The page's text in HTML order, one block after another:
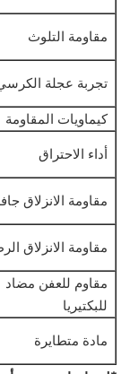
مقاومة التلوث
تجربة عجلة
كيماويات المقاومة
أداء الاحتراق
مقاومة الانزلاق
مقاومة الانزلاق
مقاوم للعفن مضاد
للبكتيريا
مادة متطايرة